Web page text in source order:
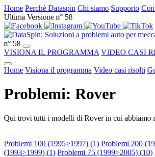
Home Perchè Dataspin Chi siamo Supporto
Ultima Versione n° 58
n° 58
VISIONA IL PROGRAMMA VIDEO CASI
Home Visiona il programma Video casi risolti
Problemi: Rover
Qui trovi tutti i modelli di Rover in cui abbiamo
Problemi 100 (1995>1997) (1) Problemi 200
(1993>1999) (1) Problemi 75 (1999>2005) (10)